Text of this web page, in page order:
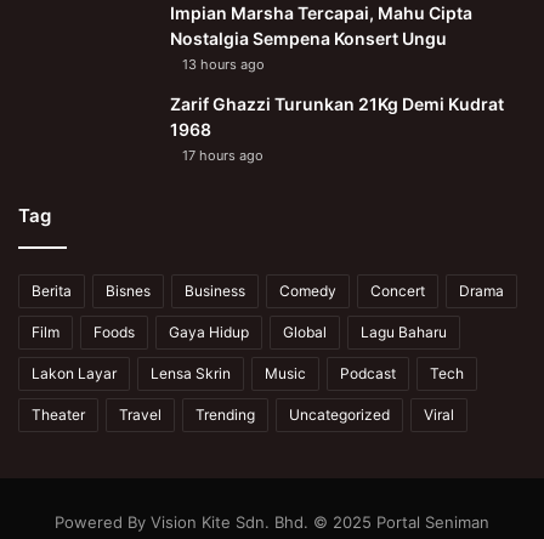
Impian Marsha Tercapai, Mahu Cipta
Nostalgia Sempena Konsert Ungu
13 hours ago
Zarif Ghazzi Turunkan 21Kg Demi Kudrat
1968
17 hours ago
Tag
Berita Bisnes Business Comedy Concert Drama
Film Foods Gaya Hidup Global Lagu Baharu
Lakon Layar Lensa Skrin Music Podcast Tech
Theater Travel Trending Uncategorized Viral
Powered By Vision Kite Sdn. Bhd. © 2025 Portal Seniman